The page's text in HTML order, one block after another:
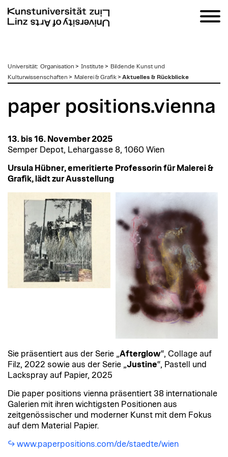
zum
Inhalt
Universität: Organisation > Institute > Bildende Kunst und
Kulturwissenschaften > Malerei & Grafik> Aktuelles & Rückblicke
paper positions.vienna
13. bis 16. November 2025
Semper Depot, Lehargasse 8, 1060 Wien
Ursula Hübner, emeritierte Professorin für Malerei &
Grafik, lädt zur Ausstellung
Sie präsentiert aus der Serie „Afterglow“, Collage auf
Filz, 2022 sowie aus der Serie „Justine“, Pastell und
Lackspray auf Papier, 2025
Die paper positions vienna präsentiert 38 internationale
Galerien mit ihren wichtigsten Positionen aus
zeitgenössischer und moderner Kunst mit dem Fokus
auf dem Material Papier.
www.paperpositions.com/de/staedte/wien